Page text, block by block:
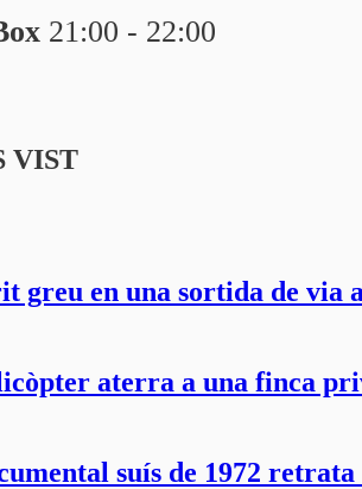
21:00 - 22:00
VIST
greu en una sortida de via
aterra a una finca
suís de 1972